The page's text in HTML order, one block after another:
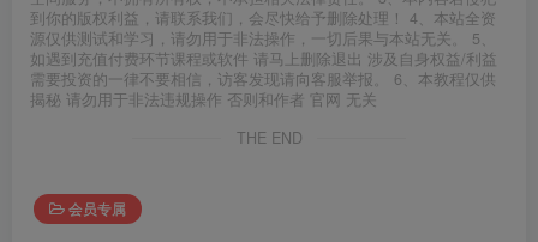
到你的版权利益，请联系我们，会尽快给予删除处理！ 4、本站全资
源仅供测试和学习，请勿用于非法操作，一切后果与本站无关。 5、
如遇到充值付费环节课程或软件 请马上删除退出 涉及自身权益/利益
需要投资的一律不要相信，访客发现请向客服举报。 6、本教程仅供
揭秘 请勿用于非法违规操作 否则和作者 官网 无关
THE END
会员专属